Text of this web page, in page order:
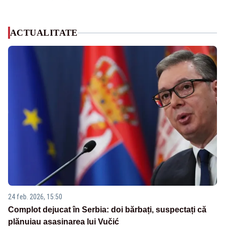
ACTUALITATE
24 feb. 2026, 15:50
Complot dejucat în Serbia: doi bărbați, suspectați că
plănuiau asasinarea lui Vučić